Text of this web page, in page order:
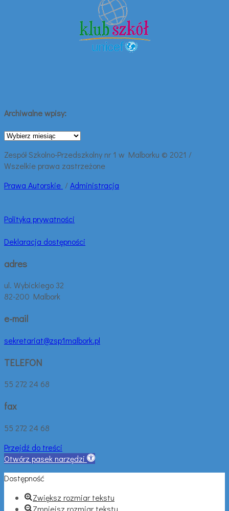
Archiwalne wpisy:
Archiwalne
Zespół Szkolno-Przedszkolny nr 1 w Malborku © 2021 /
Wszelkie prawa zastrzeżone
Prawa Autorskie /Administracja
Polityka prywatności
Deklaracja dostępności
adres
ul. Wybickiego 32
82-200 Malbork
e-mail
sekretariat@zsp1malbork.pl
TELEFON
55 272 24 68
fax
55 272 24 68
Przejdź do treści
Otwórz pasek narzędzi
Dostępność
Zwiększ rozmiar tekstu
Zmniejsz rozmiar tekstu